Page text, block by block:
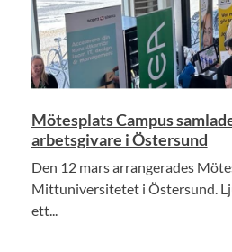
Mötesplats Campus
arbetsgivare i Östersund
Den 12 mars arrangerades
Mittuniversitetet i Östersund.
ett...